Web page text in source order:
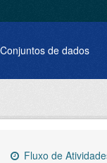
Conjuntos de dados
Fluxo de